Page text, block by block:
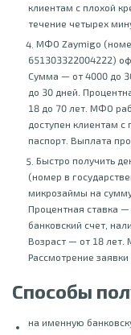
клиентам с плохой
течение четырех
МФО Zaymigo
651303322004222)
Сумма — от 4000 до
до 30 дней.
18 до 70 лет. МФО
доступен клиентам с
паспорт. Выплата
Быстро получить
(номер в
микрозаймы на
Процентная ставка
банковский счет,
Возраст — от 18 лет.
Рассмотрение заявки
Способы
на именную